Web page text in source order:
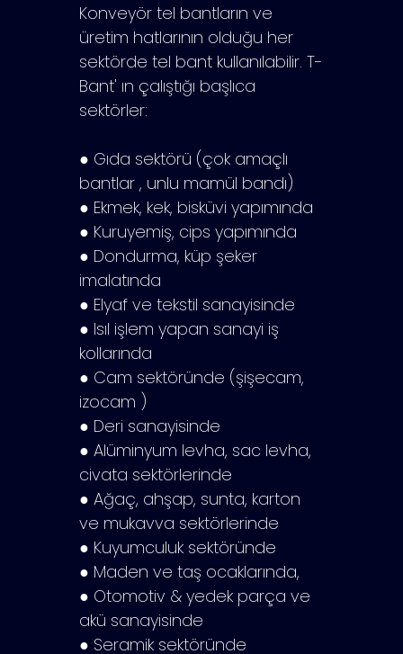
Konveyör tel bantların ve
üretim hatlarının olduğu her
sektörde tel bant kullanılabilir. T-
Bant' ın çalıştığı başlıca
sektörler:
● Gıda sektörü (çok amaçlı
bantlar , unlu mamül bandı)
● Ekmek, kek, bisküvi yapımında
● Kuruyemiş, cips yapımında
● Dondurma, küp şeker
imalatında
● Elyaf ve tekstil sanayisinde
● Isıl işlem yapan sanayi iş
kollarında
● Cam sektöründe (şişecam,
izocam )
● Deri sanayisinde
● Alüminyum levha, sac levha,
civata sektörlerinde
● Ağaç, ahşap, sunta, karton
ve mukavva sektörlerinde
● Kuyumculuk sektöründe
● Maden ve taş ocaklarında,
● Otomotiv & yedek parça ve
akü sanayisinde
● Seramik sektöründe